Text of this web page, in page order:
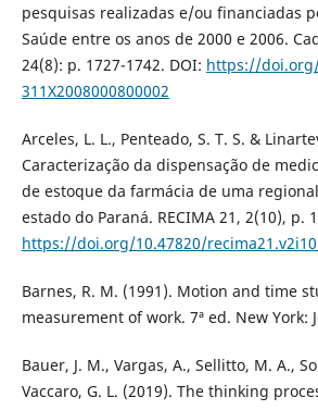
pesquisas realizadas e/ou financiadas
Saúde entre os anos de 2000 e 2006.
24(8): p. 1727-1742. DOI: https://
311X2008000800002
Arceles, L. L., Penteado, S. T. S. &
Caracterização da dispensação de
de estoque da farmácia de uma
estado do Paraná. RECIMA 21, 2(10), p.
https://doi.org/10.47820/
Barnes, R. M. (1991). Motion and time
measurement of work. 7ª ed. New York:
Bauer, J. M., Vargas, A., Sellitto, M. A.,
Vaccaro, G. L. (2019). The thinking